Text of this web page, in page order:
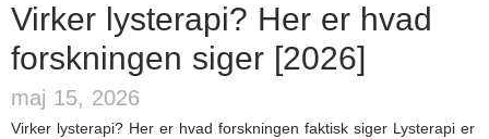
Virker lysterapi? Her er hvad
forskningen siger [2026]
maj 15, 2026
Virker lysterapi? Her er hvad forskningen faktisk siger Lysterapi er